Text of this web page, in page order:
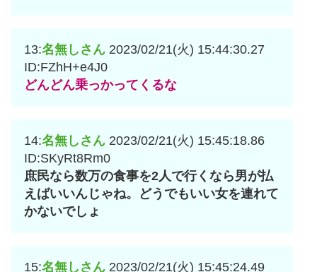
13:名無しさん 2023/02/21(火) 15:44:30.27
ID:FZhH+e4J0
どんどん乗っかってくるな
14:名無しさん 2023/02/21(火) 15:45:18.86
ID:SKyRt8Rm0
庶民なら数万の食事を2人で行くなら男が払
えばいいんじゃね。どうでもいい女を連れて
かないでしょ
15:名無しさん 2023/02/21(火) 15:45:24.49